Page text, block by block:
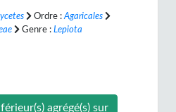
Ordre : Agaricales
Genre : Lepiota
agrégé(s) sur